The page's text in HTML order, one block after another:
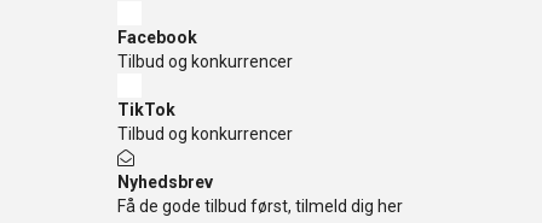
Facebook
Tilbud og konkurrencer
TikTok
Tilbud og konkurrencer
Nyhedsbrev
Få de gode tilbud først, tilmeld dig her